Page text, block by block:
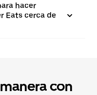
hacer
Eats cerca de
con